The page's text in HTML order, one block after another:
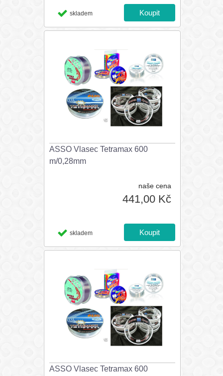
skladem
ASSO Vlasec Tetramax 600
m/0,28mm
naše cena
441,00 Kč
skladem
ASSO Vlasec Tetramax 600